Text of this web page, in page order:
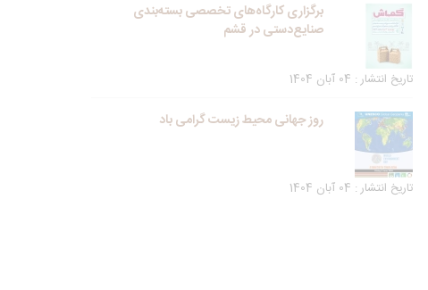
برگزاری کارگاه‌های تخصصی بسته‌بندی
صنایع‌دستی در قشم
تاریخ انتشار : 04 آبان 1404
روز جهانی محیط زیست گرامی باد
تاریخ انتشار : 04 آبان 1404